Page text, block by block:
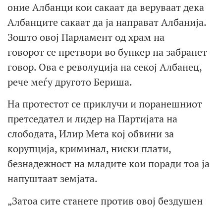
оние Албанци кои сакаат да веруваат дека
Албанците сакаат да ја направат Албанија.
Зошто овој Парламент од храм на
говорот се претвори во бункер на забранет
говор. Ова е револуција на секој Албанец,
рече меѓу другото Бериша.
На протестот се приклучи и поранешниот
претседател и лидер на Партијата на
слободата, Илир Мета кој обвини за
корупција, криминал, ниски плати,
безнадежност на младите кои поради тоа ја
напуштаат земјата.
„Затоа сите станете против овој бездушен